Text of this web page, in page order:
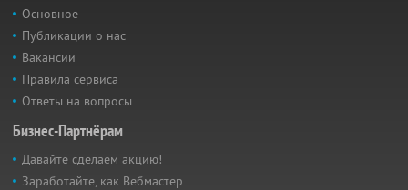
Основное
Публикации о нас
Вакансии
Правила сервиса
Ответы на вопросы
Бизнес-Партнёрам
Давайте сделаем акцию!
Заработайте, как Вебмастер